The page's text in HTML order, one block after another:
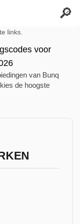
links.
voor
van Bunq
de hoogste